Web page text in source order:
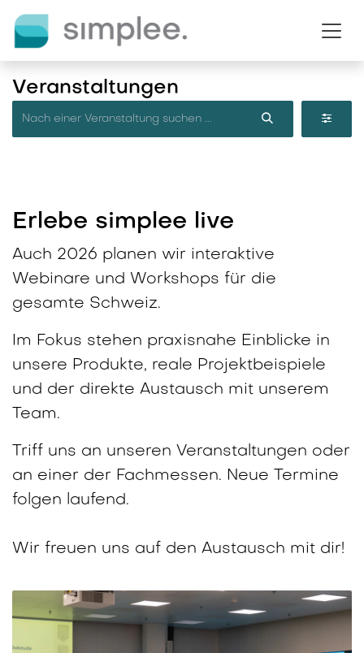
Veranstaltungen
Erlebe simplee live
Auch 2026 planen wir interaktive
Webinare und Workshops für die
gesamte Schweiz.
Im Fokus stehen praxisnahe Einblicke in
unsere Produkte, reale Projektbeispiele
und der direkte Austausch mit unserem
Team.
Triff uns an unseren Veranstaltungen oder
an einer der Fachmessen. Neue Termine
folgen laufend.
Wir freuen uns auf den Austausch mit dir!